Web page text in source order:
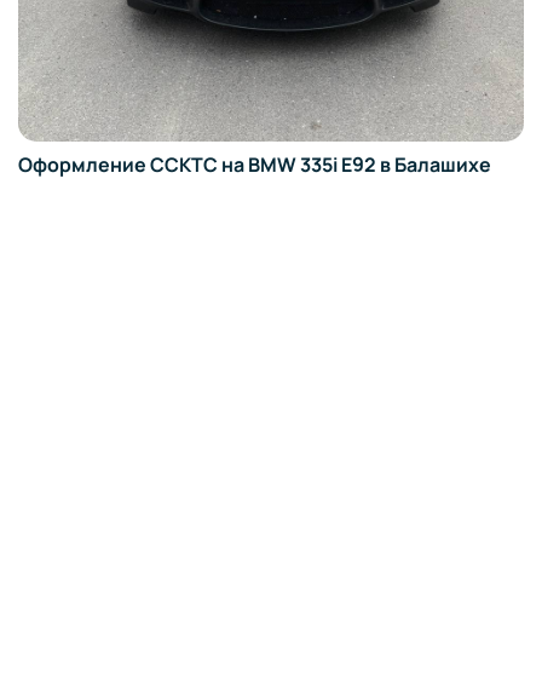
Оформление ССКТС на BMW 335i E92 в Балашихе